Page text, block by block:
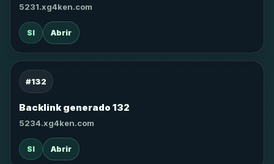
5231.xg4ken.com
SI Abrir
#132
Backlink generado 132
5234.xg4ken.com
SI Abrir